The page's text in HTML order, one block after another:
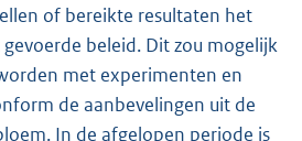
of bereikte resultaten het
beleid. Dit zou mogelijk
met experimenten en
de aanbevelingen uit de
In de afgelopen periode is